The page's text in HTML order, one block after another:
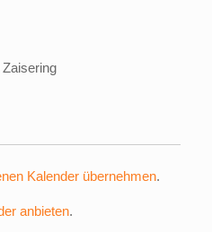
Kalender übernehmen.
anbieten.